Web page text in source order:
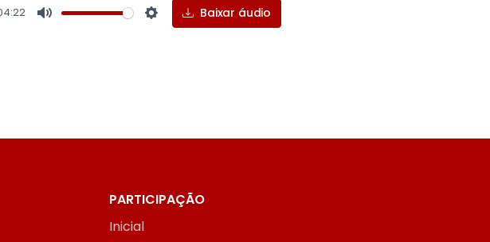
Settings
Baixar áudio
PARTICIPAÇÃO
Inicial